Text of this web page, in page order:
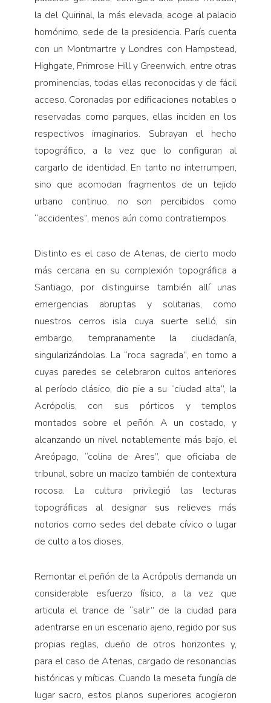
la del Quirinal, la más elevada, acoge al palacio
homónimo, sede de la presidencia. París cuenta
con un Montmartre y Londres con Hampstead,
Highgate, Primrose Hill y Greenwich, entre otras
prominencias, todas ellas reconocidas y de fácil
acceso. Coronadas por edificaciones notables o
reservadas como parques, ellas inciden en los
respectivos imaginarios. Subrayan el hecho
topográfico, a la vez que lo configuran al
cargarlo de identidad. En tanto no interrumpen,
sino que acomodan fragmentos de un tejido
urbano continuo, no son percibidos como
“accidentes”, menos aún como contratiempos.
Distinto es el caso de Atenas, de cierto modo
más cercana en su complexión topográfica a
Santiago, por distinguirse también allí unas
emergencias abruptas y solitarias, como
nuestros cerros isla cuya suerte selló, sin
embargo, tempranamente la ciudadanía,
singularizándolas. La “roca sagrada”, en torno a
cuyas paredes se celebraron cultos anteriores
al período clásico, dio pie a su “ciudad alta”, la
Acrópolis, con sus pórticos y templos
montados sobre el peñón. A un costado, y
alcanzando un nivel notablemente más bajo, el
Areópago, “colina de Ares”, que oficiaba de
tribunal, sobre un macizo también de contextura
rocosa. La cultura privilegió las lecturas
topográficas al designar sus relieves más
notorios como sedes del debate cívico o lugar
de culto a los dioses.
Remontar el peñón de la Acrópolis demanda un
considerable esfuerzo físico, a la vez que
articula el trance de “salir” de la ciudad para
adentrarse en un escenario ajeno, regido por sus
propias reglas, dueño de otros horizontes y,
para el caso de Atenas, cargado de resonancias
históricas y míticas. Cuando la meseta fungía de
lugar sacro, estos planos superiores acogieron